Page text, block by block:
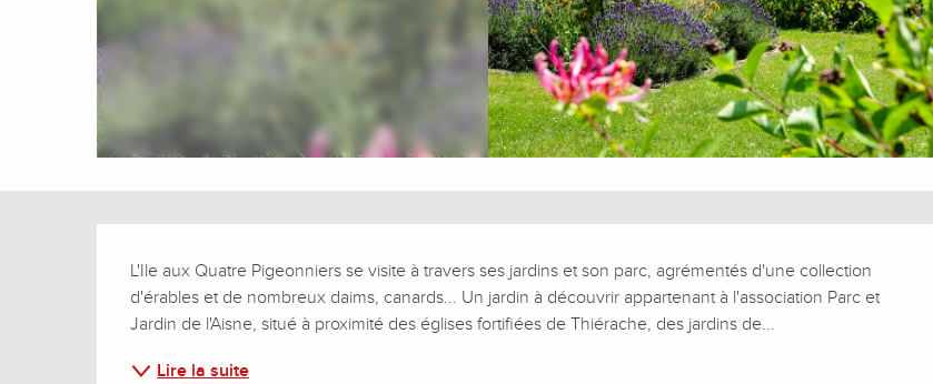
Description
L'Ile aux Quatre Pigeonniers se visite à travers ses jardins et son parc, agrémentés d'une collection
d'érables et de nombreux daims, canards... Un jardin à découvrir appartenant à l'association Parc et
Jardin de l'Aisne, situé à proximité des églises fortifiées de Thiérache, des jardins de...
Lire la suite